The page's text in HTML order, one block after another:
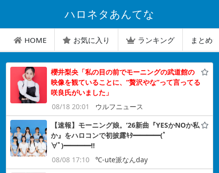
ハロネタあんてな
HOME お気に入り ランキング まとめ
櫻井梨央「私の目の前でモーニングの武道館の
映像を観ていることに、“贅沢やな”って言ってる
咲良氏がいました」
08/18 20:01
ウルフニュース
【速報】モーニング娘。’26新曲『YESかNOか私
か』をハロコンで初披露ｷﾀ━━━━(ﾟ
∀ﾟ)━━━━!!
08/08 17:10
℃-ute派なんday